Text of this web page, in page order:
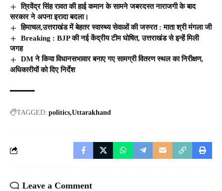
त्रिवेंद्र सिंह रावत की हाई कमान के सामने जबरदस्त नाराजगी के बाद
सरकार ने अपना इरादा बदला।
हिमाचल,उत्तराखंड में बेहतर स्वास्थ्य सेवाओं की जरुरत : माता श्री मंगला जी
Breaking : BJP की नई केंद्रीय टीम घोषित, उत्तराखंड से इन्हें मिली
जगह
DM ने किया विधानसभावार बनाए गए सामग्री वितरण स्थल का निरीक्षण,
अधिकारीयों को दिए निर्देश
TAGGED: politics Uttarakhand
Leave a Comment